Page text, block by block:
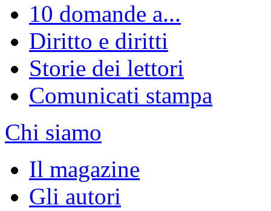
10 domande a...
Diritto e diritti
Storie dei lettori
Comunicati stampa
Chi siamo
Il magazine
Gli autori